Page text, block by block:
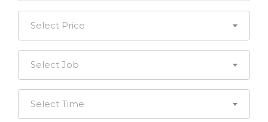
Select Price
Select Job
Select Time